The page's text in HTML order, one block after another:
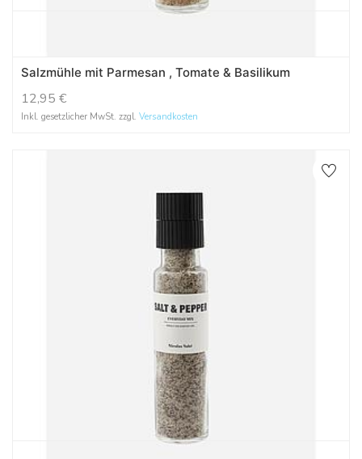
Salzmühle mit Parmesan , Tomate & Basilikum
12,95 €
Inkl. gesetzlicher MwSt. zzgl. Versandkosten